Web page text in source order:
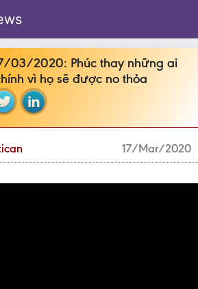
03/2020: Phúc thay những ai
vì họ sẽ được no thỏa
17/Mar/2020